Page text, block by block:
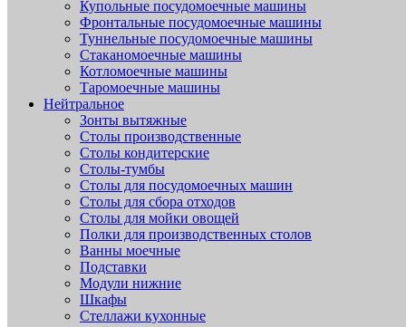
Купольные посудомоечные машины
Фронтальные посудомоечные машины
Туннельные посудомоечные машины
Стаканомоечные машины
Котломоечные машины
Таромоечные машины
Нейтральное
Зонты вытяжные
Столы производственные
Столы кондитерские
Столы-тумбы
Столы для посудомоечных машин
Столы для сбора отходов
Столы для мойки овощей
Полки для производственных столов
Ванны моечные
Подставки
Модули нижние
Шкафы
Стеллажи кухонные